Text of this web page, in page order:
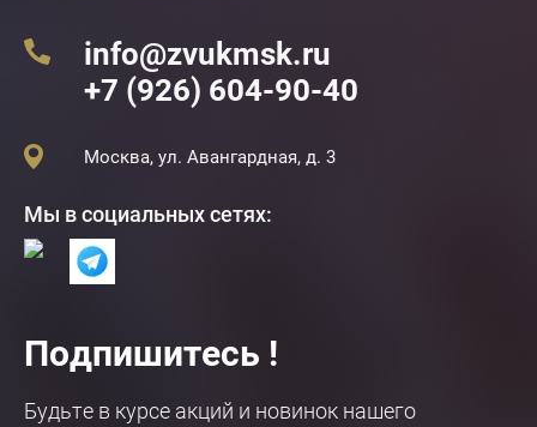
Подпишитесь !
Будьте в курсе акций и новинок нашего
info@zvukmsk.ru
+7 (926) 604-90-40
Москва, ул. Авангардная, д. 3
Мы в социальных сетях: